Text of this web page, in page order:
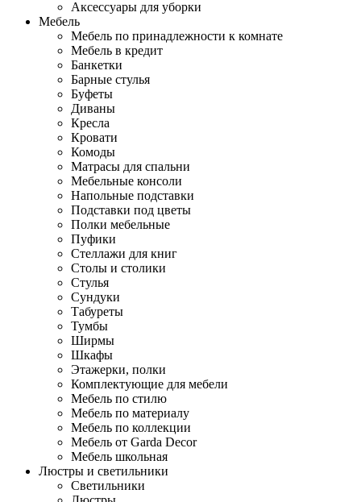
Аксессуары для уборки
Мебель
Мебель по принадлежности к комнате
Мебель в кредит
Банкетки
Барные стулья
Буфеты
Диваны
Кресла
Кровати
Комоды
Матрасы для спальни
Мебельные консоли
Напольные подставки
Подставки под цветы
Полки мебельные
Пуфики
Стеллажи для книг
Столы и столики
Стулья
Сундуки
Табуреты
Тумбы
Ширмы
Шкафы
Этажерки, полки
Комплектующие для мебели
Мебель по стилю
Мебель по материалу
Мебель по коллекции
Мебель от Garda Decor
Мебель школьная
Люстры и светильники
Светильники